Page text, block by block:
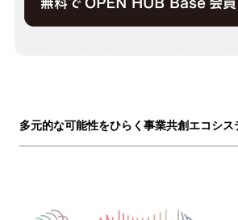
多元的な可能性をひらく事業共創エコシス